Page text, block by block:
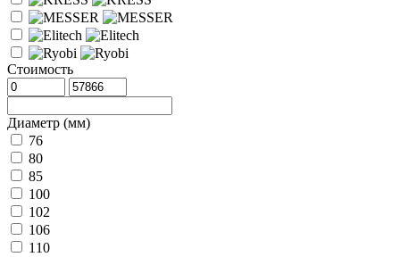
Стоимость
Диаметр (мм)
76
80
85
100
102
106
110